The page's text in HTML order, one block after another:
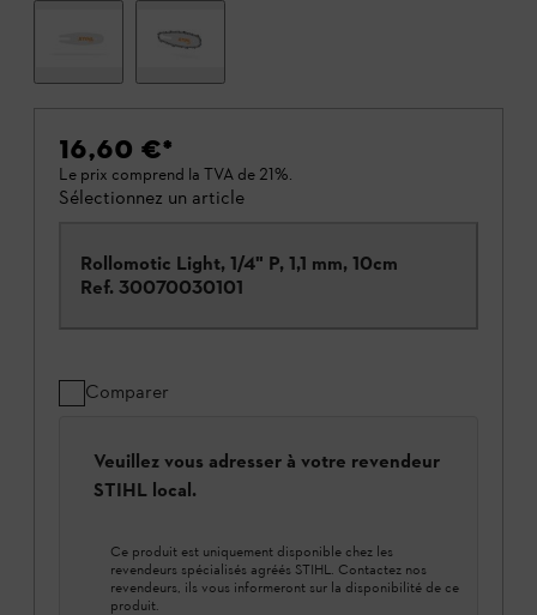
16,60 €*
Le prix comprend la TVA de 21%.
Sélectionnez un article
Rollomotic Light, 1/4" P, 1,1 mm, 10cm
Ref. 30070030101
Comparer
Veuillez vous adresser à votre revendeur
STIHL local.
Ce produit est uniquement disponible chez les
revendeurs spécialisés agréés STIHL. Contactez nos
revendeurs, ils vous informeront sur la disponibilité de ce
produit.